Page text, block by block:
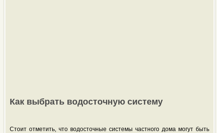
Как выбрать водосточную систему
Стоит отметить, что водосточные системы частного дома могут быть